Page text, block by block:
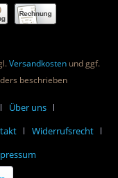
Versandkosten und ggf.
beschrieben
Über uns
Widerrufsrecht